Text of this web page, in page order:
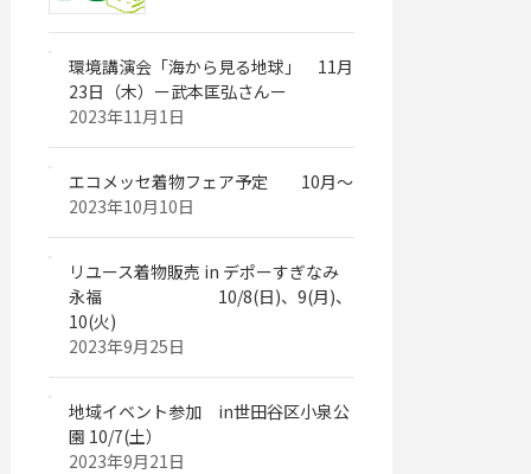
環境講演会「海から見る地球」 11月
23日（木）ー武本匡弘さんー
2023年11月1日
エコメッセ着物フェア予定 10月～
2023年10月10日
リユース着物販売 in デポーすぎなみ
永福 10/8(日)、9(月)、
10(火)
2023年9月25日
地域イベント参加 in世田谷区小泉公
園 10/7(土）
2023年9月21日